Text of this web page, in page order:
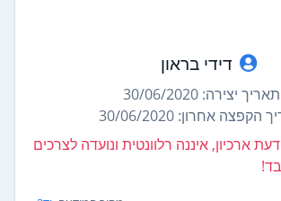
דידי בראון
תאריך יצירה: 30/06/2020
הקפצה אחרון: 30/06/2020
ארכיון, איננה רלוונטית ונועדה לצרכים